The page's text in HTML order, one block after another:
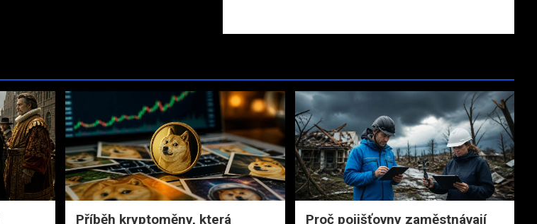
Příběh kryptoměny, která
Proč pojišťovny zaměstnávají